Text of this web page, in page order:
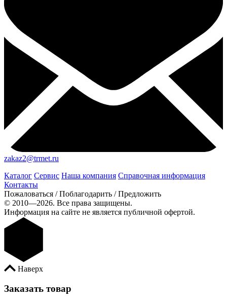
zakaz2@trmet.ru
Каталог Сервис Наша компания Справочная информация
Контакты
Пожаловаться / Поблагодарить / Предложить
© 2010—2026. Все права защищены.
Информация на сайте не является публичной офертой.
Наверх
Заказать товар